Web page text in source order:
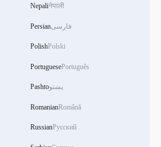
Nepaliनेपाली
Persianفارسی
PolishPolski
PortuguesePortuguês
Pashtoپښتو
RomanianRomână
RussianРусский